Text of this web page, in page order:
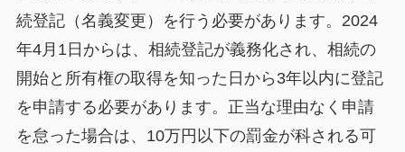
続登記（名義変更）を行う必要があります。2024
年4月1日からは、相続登記が義務化され、相続の
開始と所有権の取得を知った日から3年以内に登記
を申請する必要があります。正当な理由なく申請
を怠った場合は、10万円以下の罰金が科される可